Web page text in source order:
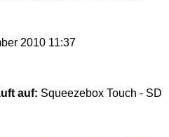
2010 11:37
auf: Squeezebox Touch - SD